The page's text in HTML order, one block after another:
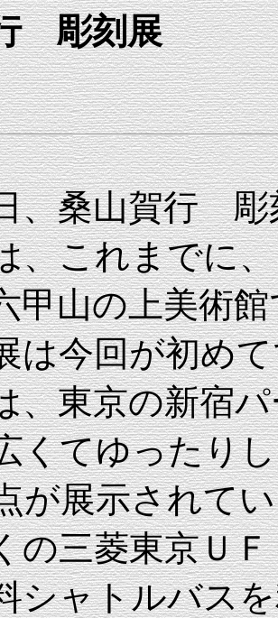
彫刻展
桑山賀行 彫
、これまでに
甲山の上美術
は今回が初め
東京の新宿パ
くてゆったり
が展示されて
の三菱東京Ｕ
シャトルバス